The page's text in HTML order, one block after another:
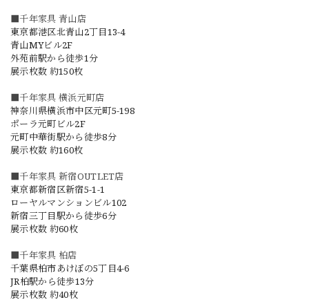
■千年家具 青山店
東京都港区北青山2丁目13-4
青山MYビル2F
外苑前駅から徒歩1分
展示枚数 約150枚
■千年家具 横浜元町店
神奈川県横浜市中区元町5-198
ポーラ元町ビル2F
元町中華街駅から徒歩8分
展示枚数 約160枚
■千年家具 新宿OUTLET店
東京都新宿区新宿5-1-1
ローヤルマンションビル102
新宿三丁目駅から徒歩6分
展示枚数 約60枚
■千年家具 柏店
千葉県柏市あけぼの5丁目4-6
JR柏駅から徒歩13分
展示枚数 約40枚